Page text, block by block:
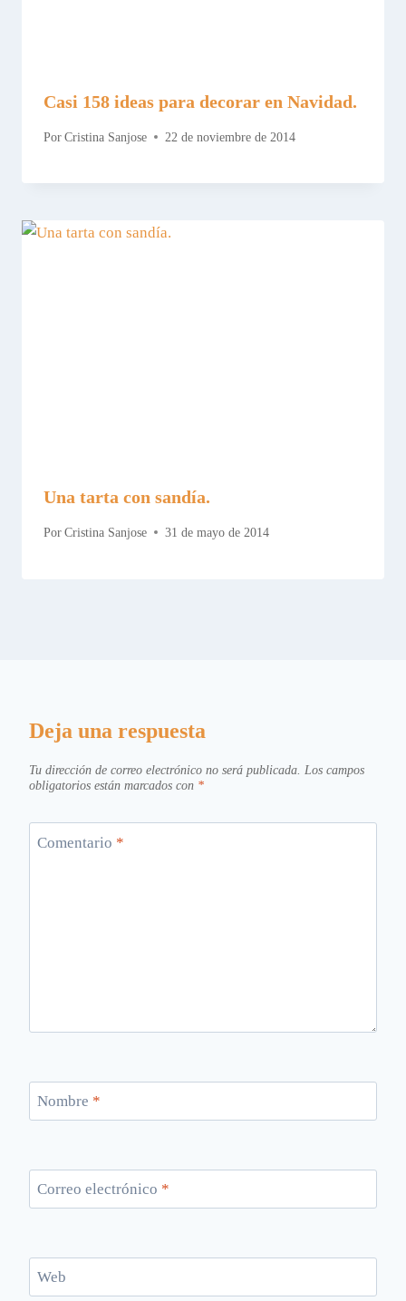
Casi 158 ideas para decorar en Navidad.
Por Cristina Sanjose 22 de noviembre de 2014
Una tarta con sandía.
Por Cristina Sanjose 31 de mayo de 2014
Deja una respuesta
Tu dirección de correo electrónico no será publicada. Los campos
obligatorios están marcados con *
Comentario *
Nombre *
Correo electrónico *
Web